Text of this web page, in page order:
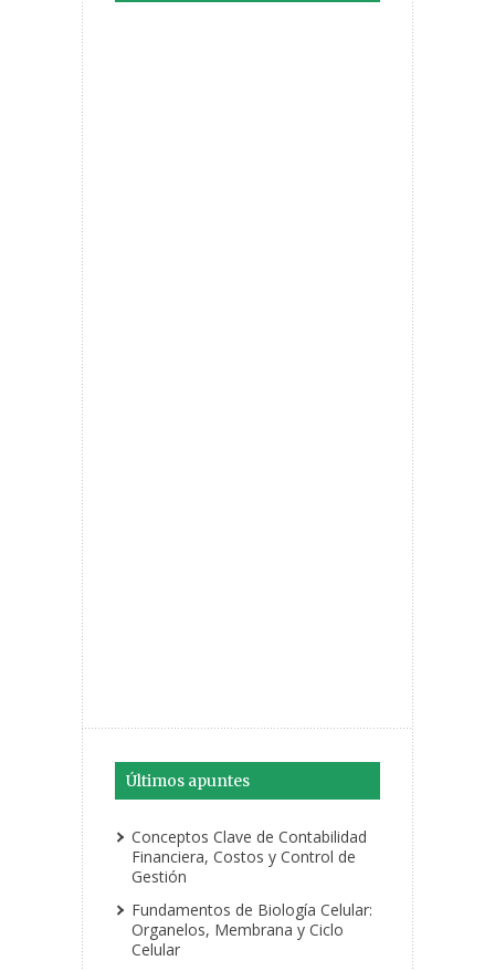
Últimos apuntes
Conceptos Clave de Contabilidad
Financiera, Costos y Control de
Gestión
Fundamentos de Biología Celular:
Organelos, Membrana y Ciclo
Celular